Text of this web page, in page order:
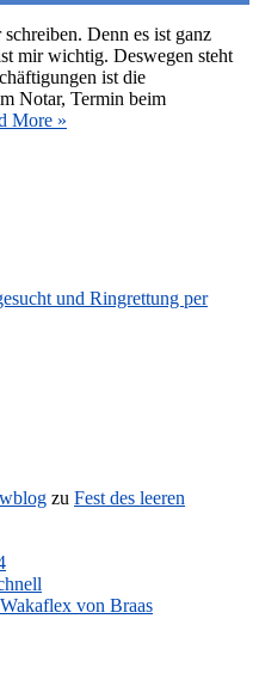
Denn es ist ganz
mir wichtig. Deswegen steht
ist die
Notar, Termin beim
More »
und Ringrettung per
zu Fest des leeren
von Braas